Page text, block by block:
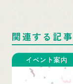
関連する記事
イベント案内